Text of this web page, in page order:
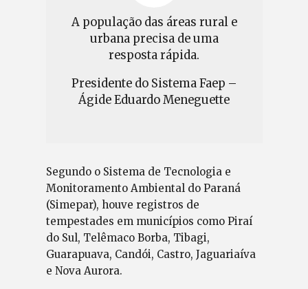
A população das áreas rural e
urbana precisa de uma
resposta rápida.
Presidente do Sistema Faep –
Ágide Eduardo Meneguette
Segundo o Sistema de Tecnologia e
Monitoramento Ambiental do Paraná
(Simepar), houve registros de
tempestades em municípios como Piraí
do Sul, Telêmaco Borba, Tibagi,
Guarapuava, Candói, Castro, Jaguariaíva
e Nova Aurora.